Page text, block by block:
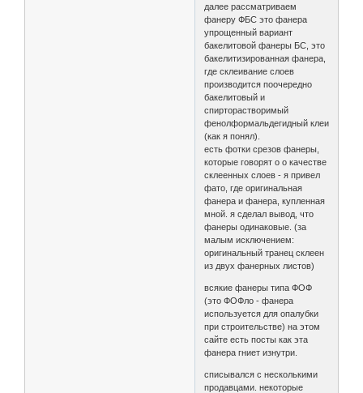
далее рассматриваем
фанеру ФБС это фанера
упрощенный вариант
бакелитовой фанеры БС, это
бакелитизированная фанера,
где склеивание слоев
производится поочередно
бакелитовый и
спирторастворимый
фенолформальдегидный клеи
(как я понял).
есть фотки срезов фанеры,
которые говорят о о качестве
склеенных слоев - я привел
фато, где оригинальная
фанера и фанера, купленная
мной. я сделал вывод, что
фанеры одинаковые. (за
малым исключением:
оригинальный транец склеен
из двух фанерных листов)
всякие фанеры типа ФОФ
(это ФОФло - фанера
используется для опалубки
при строительстве) на этом
сайте есть посты как эта
фанера гниет изнутри.
списывался с несколькими
продавцами. некоторые